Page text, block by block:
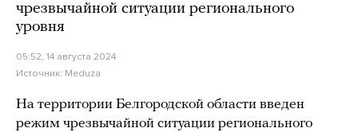
чрезвычайной ситуации регионального
уровня
05:52, 14 августа 2024
Источник: Meduza
На территории Белгородской области введен
режим чрезвычайной ситуации регионального